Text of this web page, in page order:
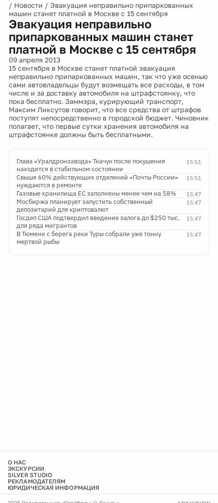
/ Новости / Эвакуация неправильно припаркованных
машин станет платной в Москве с 15 сентября
Эвакуация неправильно
припаркованных машин станет
платной в Москве с 15 сентября
09 апреля 2013
15 сентября в Москве станет платной эвакуация
неправильно припаркованных машин, так что уже осенью
сами автовладельцы будут возмещать все расходы, в том
числе и за доставку автомобиля на штрафстоянку, что
пока бесплатно. Заммэра, курирующий транспорт,
Максим Ликсутов говорит, что все средства от штрафов
поступят непосредственно в городской бюджет. Чиновник
полагает, что первые сутки хранения автомобиля на
штрафстоянке должны быть бесплатными.
15:51
Глава «Уралдронзавода» Ткачук после покушения
находится в стабильном состоянии
15:51
Свыше 60% действующих отделений «Почты России»
нуждаются в ремонте
15:47
Газовые хранилища ЕС заполнены менее чем на 58%
15:47
Мосбиржа планирует запустить собственный
депозитарий для криптовалют
15:47
Госдеп США подтвердил введение залога до $250 тыс.
для ряда мигрантов
15:47
В Тюмени с берега реки Туры собрали уже тонну
мертвой рыбы
О НАС
ЭКСКУРСИИ
SILVER STUDIO
РЕКЛАМОДАТЕЛЯМ
ЮРИДИЧЕСКАЯ ИНФОРМАЦИЯ